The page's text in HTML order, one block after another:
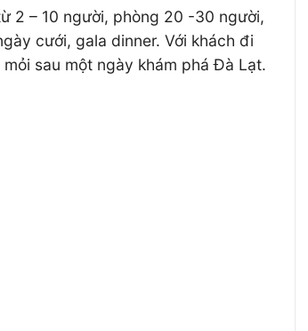
2 – 10 người, phòng 20 -30 người,
cưới, gala dinner. Với khách đi
sau một ngày khám phá Đà Lạt.